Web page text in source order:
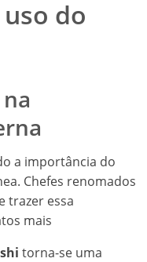
do
a importância do
Chefes renomados
trazer essa
mais
torna-se uma